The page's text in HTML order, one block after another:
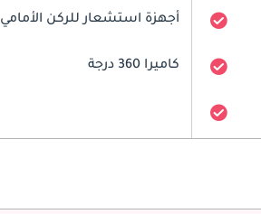
أجهزة استشعار للركن الأمامي
كاميرا 360 درجة